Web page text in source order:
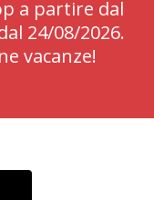
a partire dal
24/08/2026.
vacanze!